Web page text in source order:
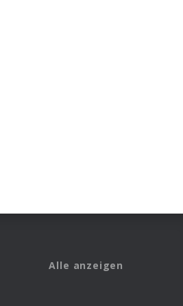
Alle anzeigen